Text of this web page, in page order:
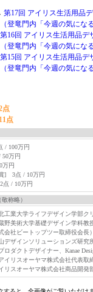
第17回 アイリス生活用品
（登竜門内「今週の気にな
第16回 アイリス生活用品デ
（登竜門内「今週の気にな
第15回 アイリス生活用品デ
（登竜門内「今週の気にな
点
点
/ 100万円
万円
円
] 3点 / 10万円
/ 10万円
称略）
工業大学ライフデザイン学部ク
野美術大学基礎デザイン学科教
会社ビートップツー取締役会長）
デザインソリューションズ研究
ロダクトデザイナー、Kanae
イリスオーヤマ株式会社代表取
リスオーヤマ株式会社商品開発